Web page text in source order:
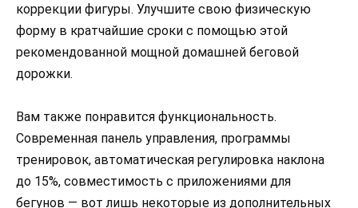
коррекции фигуры. Улучшите свою физическую
форму в кратчайшие сроки с помощью этой
рекомендованной мощной домашней беговой
дорожки.
Вам также понравится функциональность.
Современная панель управления, программы
тренировок, автоматическая регулировка наклона
до 15%, совместимость с приложениями для
бегунов — вот лишь некоторые из дополнительных